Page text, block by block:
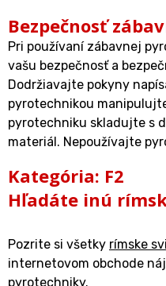
Bezpečnosť
Pri používaní zábavnej
vašu bezpečnosť a
Dodržiavajte pokyny
pyrotechnikou
pyrotechniku skladujte s
materiál. Nepoužívajte
Kategória: F2
Hľadáte inú
Pozrite si všetky rímske
internetovom obchode
pyrotechniky.